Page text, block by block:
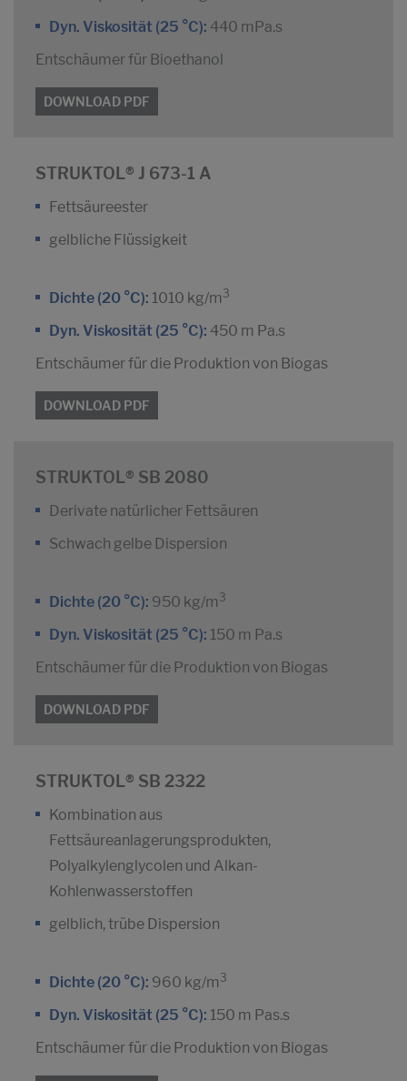
Dyn. Viskosität (25 °C): 440 mPa.s
Entschäumer für Bioethanol
DOWNLOAD PDF
STRUKTOL® J 673-1 A
Fettsäureester
gelbliche Flüssigkeit
Dichte (20 °C): 1010 kg/m 3
Dyn. Viskosität (25 °C): 450 m Pa.s
Entschäumer für die Produktion von Biogas
DOWNLOAD PDF
STRUKTOL® SB 2080
Derivate natürlicher Fettsäuren
Schwach gelbe Dispersion
Dichte (20 °C): 950 kg/m 3
Dyn. Viskosität (25 °C): 150 m Pa.s
Entschäumer für die Produktion von Biogas
DOWNLOAD PDF
STRUKTOL® SB 2322
Kombination aus
Fettsäureanlagerungsprodukten,
Polyalkylenglycolen und Alkan-
Kohlenwasserstoffen
gelblich, trübe Dispersion
Dichte (20 °C): 960 kg/m 3
Dyn. Viskosität (25 °C): 150 m Pas.s
Entschäumer für die Produktion von Biogas